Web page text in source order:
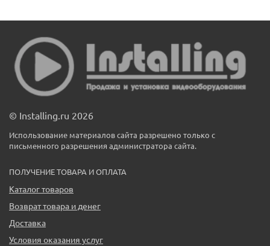
© Installing.ru 2026
Использование материалов сайта разрешено только с
письменного разрешения администратора сайта.
ПОЛУЧЕНИЕ ТОВАРА И ОПЛАТА
Каталог товаров
Возврат товара и денег
Доставка
Условия оказания услуг